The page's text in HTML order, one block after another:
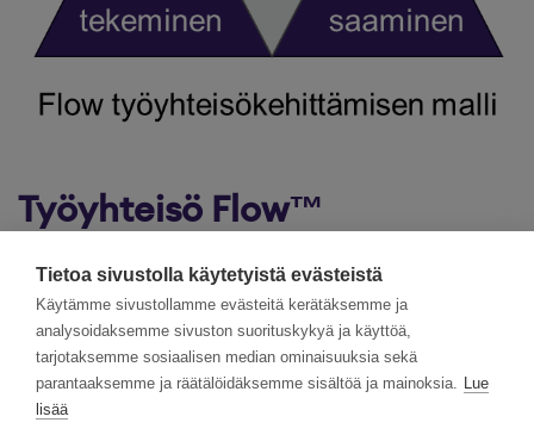
Työyhteisö Flow™
Työyhteisö Flow™on modulaarinen valmennus- ja
kehittämiskokonaisuus, joka tukee työyhteisön
toimintakykyä viidellä tasolla:
Itsensä johtaminen ja vastuu
Yhteistyö ja luottamus
Aikaansaamisen kulttuuri
Tietoa sivustolla käytetyistä evästeistä
Käytämme sivustollamme evästeitä kerätäksemme ja
analysoidaksemme sivuston suorituskykyä ja käyttöä,
tarjotaksemme sosiaalisen median ominaisuuksia sekä
parantaaksemme ja räätälöidäksemme sisältöä ja mainoksia. Lue
lisää